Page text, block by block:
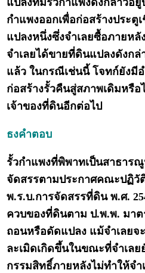
แปลงที่มีรั้วกำแพงดังกล่าวอยู่
กำแพงออกเพื่อก่อสร้างประตู
แปลงหนึ่งซึ่งจำเลยซื้อภายห
จำเลยได้ขายที่ดินแปลงดังก
แล้ว ในกรณีเช่นนี้ โจทก์ยังมี
ก่อสร้างรั้วคืนสู่สภาพเดิมหรือ
เจ้าของที่ดินอีกต่อไป
ธงคำตอบ
รั้วกำแพงที่พิพาทเป็นสาธาร
จัดสรรตามประกาศคณะปฏิวั
พ.ร.บ.การจัดสรรที่ดิน พ.ศ.
ควบของที่ดินตาม ป.พ.พ. มาต
ถอนหรือดัดแปลง แม้จำเลย
ละเมิดเกิดขึ้นในขณะที่จำเลย
กรรมสิทธิ์ภายหลังไม่ทำให้จ